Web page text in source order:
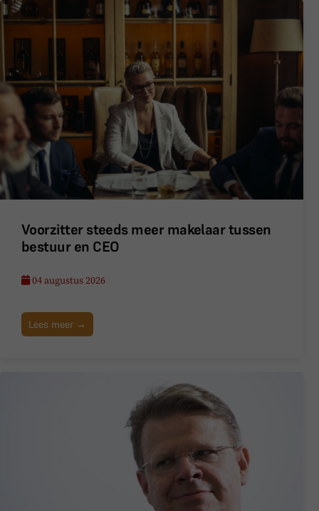
Voorzitter steeds meer makelaar tussen
bestuur en CEO
04 augustus 2026
Lees meer →